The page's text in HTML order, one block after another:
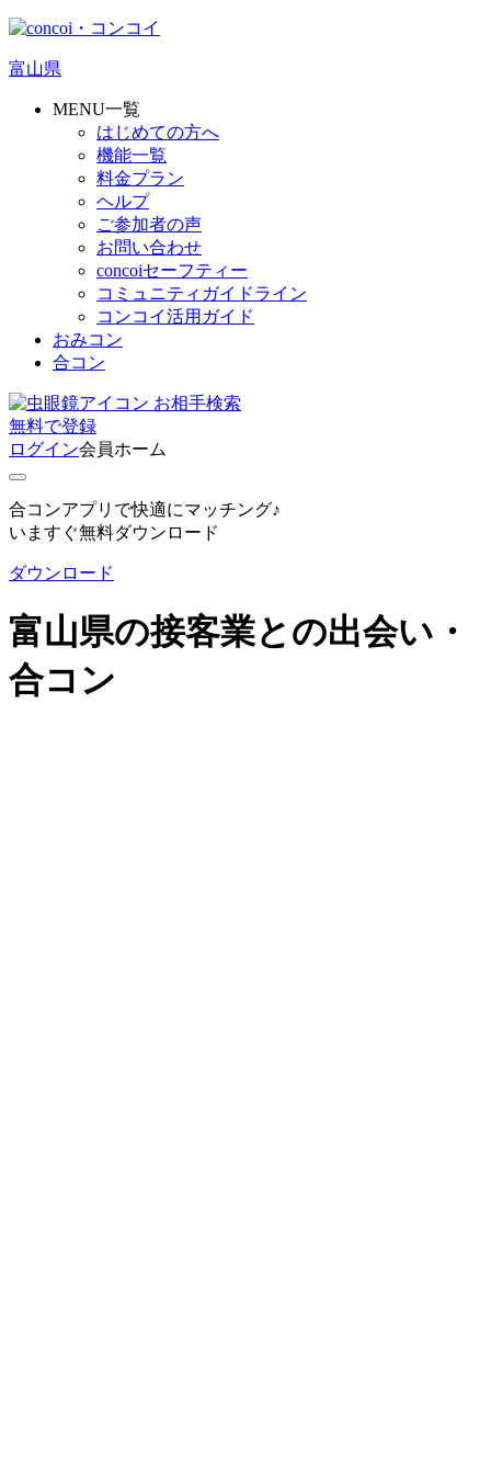
富山県
MENU一覧
はじめての方へ
機能一覧
料金プラン
ヘルプ
ご参加者の声
お問い合わせ
concoiセーフティー
コミュニティガイドライン
コンコイ活用ガイド
おみコン
合コン
お相手検索
無料で登録
ログイン会員ホーム
合コンアプリで快適にマッチング♪
いますぐ無料ダウンロード
ダウンロード
富山県の接客業との出会い・
合コン